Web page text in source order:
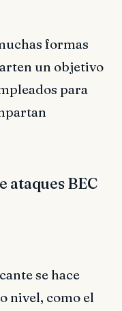
formas
un objetivo
para
ataques BEC
se hace
nivel, como el